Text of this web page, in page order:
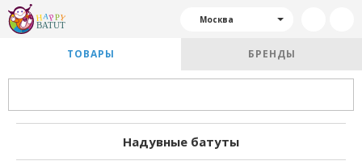
Москва
ТОВАРЫ БРЕНДЫ
Надувные батуты